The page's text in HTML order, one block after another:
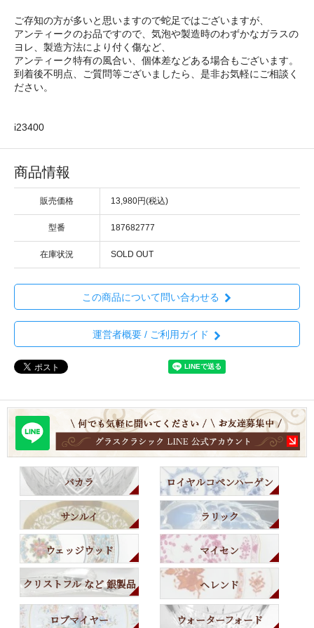
ご存知の方が多いと思いますので蛇足ではございますが、
アンティークのお品ですので、気泡や製造時のわずかなガラスの
ヨレ、製造方法により付く傷など、
アンティーク特有の風合い、個体差などある場合もございます。
到着後不明点、ご質問等ございましたら、是非お気軽にご相談く
ださい。
i23400
商品情報
販売価格 13,980円(税込)
型番 187682777
在庫状況 SOLD OUT
この商品について問い合わせる
運営者概要 / ご利用ガイド
バカラ ロイヤルコペンハーゲン
サンルイ ラリック
ウェッジウッド マイセン
クリストフル など 銀製品 ヘレンド
ロブマイヤー ウォーターフォード